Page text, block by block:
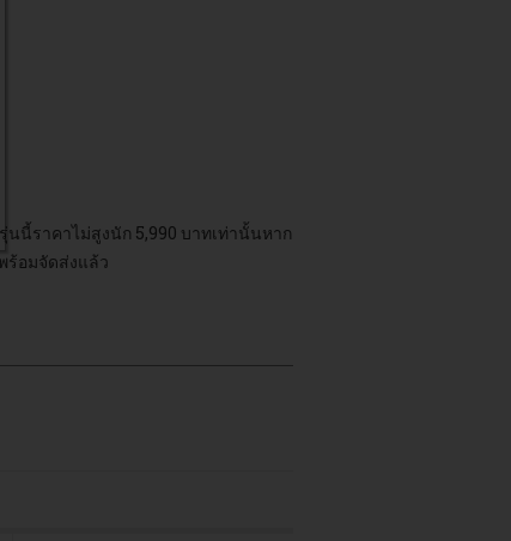
นี้ราคาไม่สูงนัก 5,990 บาทเท่านั้นหาก
ร้อมจัดส่งแล้ว